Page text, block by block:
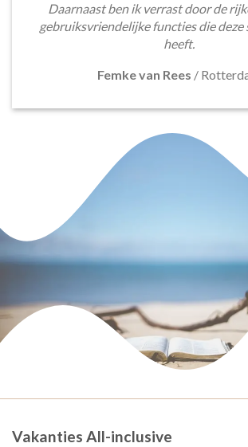
Daarnaast ben ik verrast door de
gebruiksvriendelijke functies die deze
heeft.
Femke van Rees /
Vakanties All-inclusive